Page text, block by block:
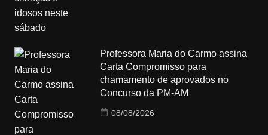
Professora Maria do Carmo assina
Carta Compromisso para
chamamento de aprovados no
Concurso da PM-AM
08/08/2026